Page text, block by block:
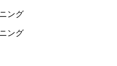
ング
ング